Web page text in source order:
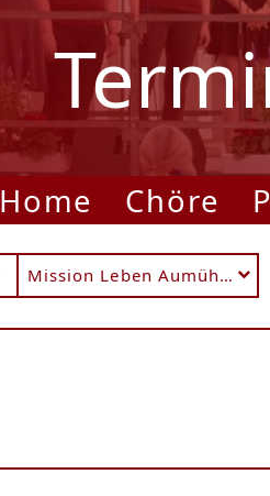
Home Chöre
Mission Leben Aumühle